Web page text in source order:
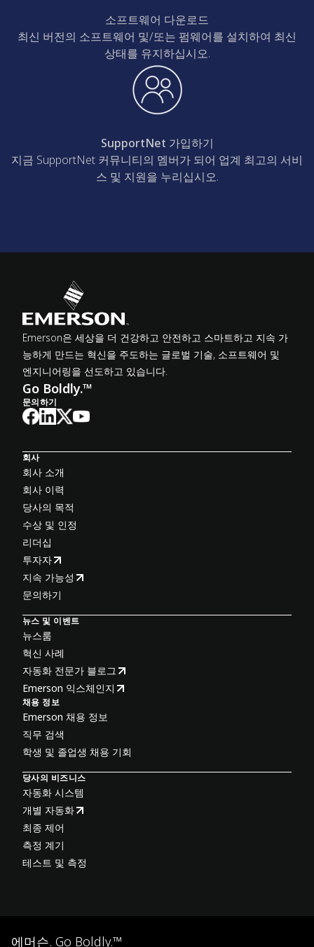
소프트웨어 다운로드
최신 버전의 소프트웨어 및/또는 펌웨어를 설치하여 최신
상태를 유지하십시오.
SupportNet 가입하기
지금 SupportNet 커뮤니티의 멤버가 되어 업계 최고의 서비
스 및 지원을 누리십시오.
Emerson은 세상을 더 건강하고 안전하고 스마트하고 지속 가
능하게 만드는 혁신을 주도하는 글로벌 기술, 소프트웨어 및
엔지니어링을 선도하고 있습니다.
Go Boldly.™
문의하기
회사
회사 소개
회사 이력
당사의 목적
수상 및 인정
리더십
투자자
지속 가능성
문의하기
뉴스 및 이벤트
뉴스룸
혁신 사례
자동화 전문가 블로그
Emerson 익스체인지
채용 정보
Emerson 채용 정보
직무 검색
학생 및 졸업생 채용 기회
당사의 비즈니스
자동화 시스템
개별 자동화
최종 제어
측정 계기
테스트 및 측정
에머슨. Go Boldly.™